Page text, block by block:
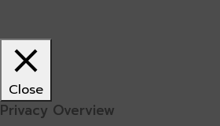
Close
Privacy Overview